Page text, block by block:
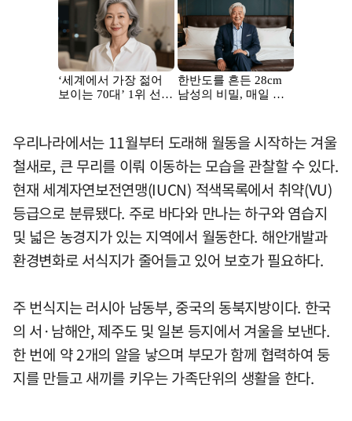
우리나라에서는 11월부터 도래해 월동을 시작하는 겨울
철새로, 큰 무리를 이뤄 이동하는 모습을 관찰할 수 있다.
현재 세계자연보전연맹(IUCN) 적색목록에서 취약(VU)
등급으로 분류됐다. 주로 바다와 만나는 하구와 염습지
및 넓은 농경지가 있는 지역에서 월동한다. 해안개발과
환경변화로 서식지가 줄어들고 있어 보호가 필요하다.
주 번식지는 러시아 남동부, 중국의 동북지방이다. 한국
의 서·남해안, 제주도 및 일본 등지에서 겨울을 보낸다.
한 번에 약 2개의 알을 낳으며 부모가 함께 협력하여 둥
지를 만들고 새끼를 키우는 가족단위의 생활을 한다.